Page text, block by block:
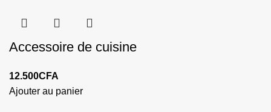
Accessoire de cuisine
12.500CFA
Ajouter au panier